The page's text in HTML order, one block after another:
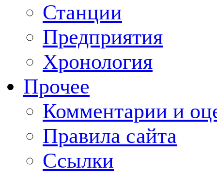
Станции
Предприятия
Хронология
Прочее
Комментарии и
Правила сайта
Ссылки